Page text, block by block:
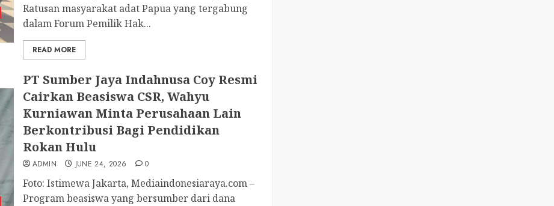
Ratusan masyarakat adat Papua yang tergabung
dalam Forum Pemilik Hak...
READ MORE
PT Sumber Jaya Indahnusa Coy Resmi
Cairkan Beasiswa CSR, Wahyu
Kurniawan Minta Perusahaan Lain
Berkontribusi Bagi Pendidikan
Rokan Hulu
ADMIN JUNE 24, 2026 0
Foto: Istimewa Jakarta, Mediaindonesiaraya.com –
Program beasiswa yang bersumber dari dana